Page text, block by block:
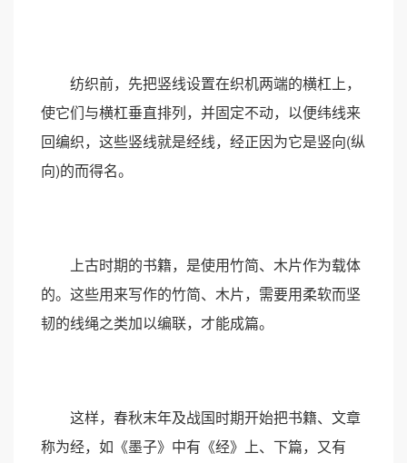
纺织前，先把竖线设置在织机两端的横杠上，
使它们与横杠垂直排列，并固定不动，以便纬线来
回编织，这些竖线就是经线，经正因为它是竖向(纵
向)的而得名。
上古时期的书籍，是使用竹简、木片作为载体
的。这些用来写作的竹简、木片，需要用柔软而坚
韧的线绳之类加以编联，才能成篇。
这样，春秋末年及战国时期开始把书籍、文章
称为经，如《墨子》中有《经》上、下篇，又有